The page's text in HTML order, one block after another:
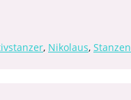
, Nikolaus, Stanzen